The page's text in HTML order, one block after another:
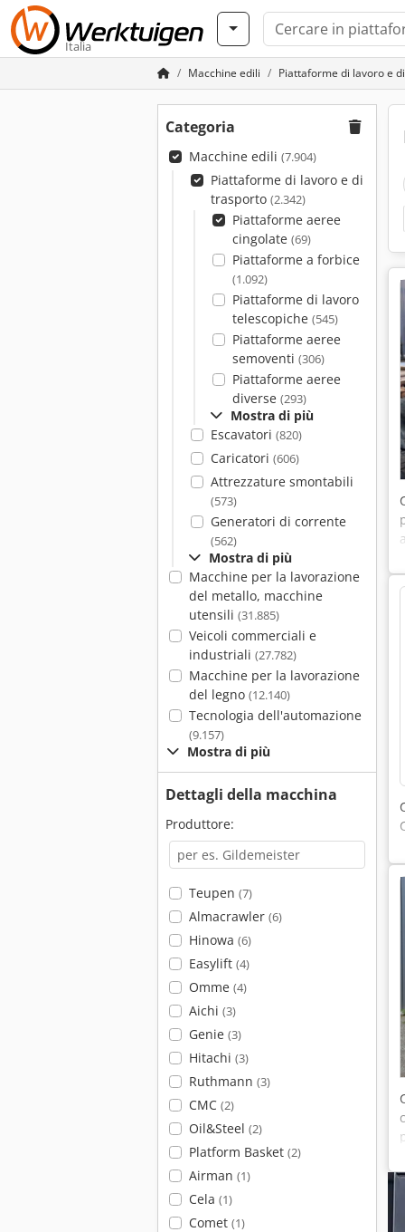
Italia
Macchine edili Piattaforme di lavoro e
Categoria
Macchine edili (7.904)
Piattaforme di lavoro e di
trasporto (2.342)
Piattaforme aeree
cingolate (69)
Piattaforme a forbice
(1.092)
Piattaforme di lavoro
telescopiche (545)
Piattaforme aeree
semoventi (306)
Piattaforme aeree
diverse (293)
Mostra di più
Escavatori (820)
Caricatori (606)
Attrezzature smontabili
(573)
Generatori di corrente
(562)
Mostra di più
Macchine per la lavorazione
del metallo, macchine
utensili (31.885)
Veicoli commerciali e
industriali (27.782)
Macchine per la lavorazione
del legno (12.140)
Tecnologia dell'automazione
(9.157)
Mostra di più
Dettagli della macchina
Produttore:
Teupen (7)
Almacrawler (6)
Hinowa (6)
Easylift (4)
Omme (4)
Aichi (3)
Genie (3)
Hitachi (3)
Ruthmann (3)
CMC (2)
Oil&Steel (2)
Platform Basket (2)
Airman (1)
Cela (1)
Comet (1)